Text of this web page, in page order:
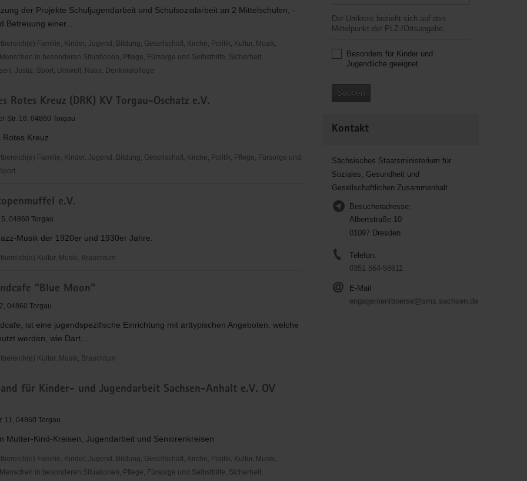
der Projekte Schuljugendarbeit und Schulsozialarbeit an 2 Mittelschulen, -
Betreuung einer...
Familie, Kinder, Jugend, Bildung, Gesellschaft, Kirche, Politik, Kultur, Musik,
in besonderen Situationen, Pflege, Fürsorge und Selbsthilfe, Sicherheit,
Justiz, Sport, Umwelt, Natur, Denkmalpflege
Rotes Kreuz (DRK) KV Torgau-Oschatz e.V.
Str. 16, 04860 Torgau
Rotes Kreuz
Familie, Kinder, Jugend, Bildung, Gesellschaft, Kirche, Politik, Pflege, Fürsorge und
e.V.
04860 Torgau
Musik der 1920er und 1930er Jahre.
Kultur, Musik, Brauchtum
"Blue Moon"
04860 Torgau
ist eine jugendspezifische Einrichtung mit arttypischen Angeboten, welche
werden, wie Dart,...
Kultur, Musik, Brauchtum
für Kinder- und Jugendarbeit Sachsen-Anhalt e.V. OV
11, 04860 Torgau
Mutter-Kind-Kreisen, Jugendarbeit und Seniorenkreisen
Familie, Kinder, Jugend, Bildung, Gesellschaft, Kirche, Politik, Kultur, Musik,
in besonderen Situationen, Pflege, Fürsorge und Selbsthilfe, Sicherheit,
Der Umkreis bezieht sich auf den
Mittelpunkt der PLZ-/Ortsangabe.
Besonders für Kinder und
Jugendliche geeignet
Suchen
Kontakt
Sächsisches Staatsministerium für
Soziales, Gesundheit und
Gesellschaftlichen Zusammenhalt
Besucheradresse:
Albertstraße 10
01097 Dresden
Telefon:
0351 564-58611
E-Mail
engagementboerse@sms.sachsen.de